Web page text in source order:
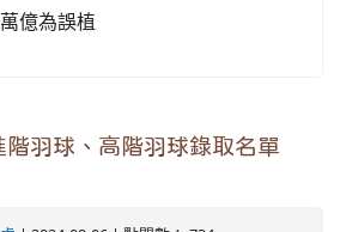
億為誤植
羽球、高階羽球錄取名單